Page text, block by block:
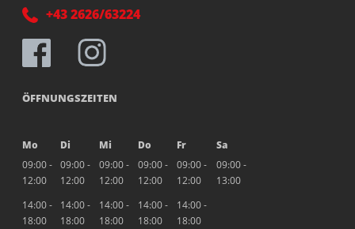
+43 2626/63224
ÖFFNUNGSZEITEN
Mo Di Mi Do Fr
Sa
09:00 -
12:00
09:00 -
12:00
09:00 -
12:00
09:00 -
12:00
09:00 -
12:00
09:00 -
13:00
14:00 -
18:00
14:00 -
18:00
14:00 -
18:00
14:00 -
18:00
14:00 -
18:00